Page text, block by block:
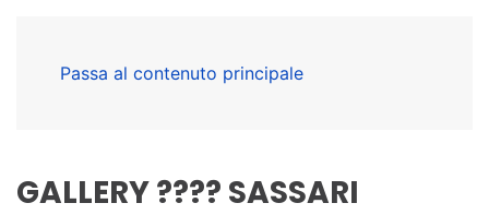
Passa al contenuto principale
GALLERY ???? SASSARI